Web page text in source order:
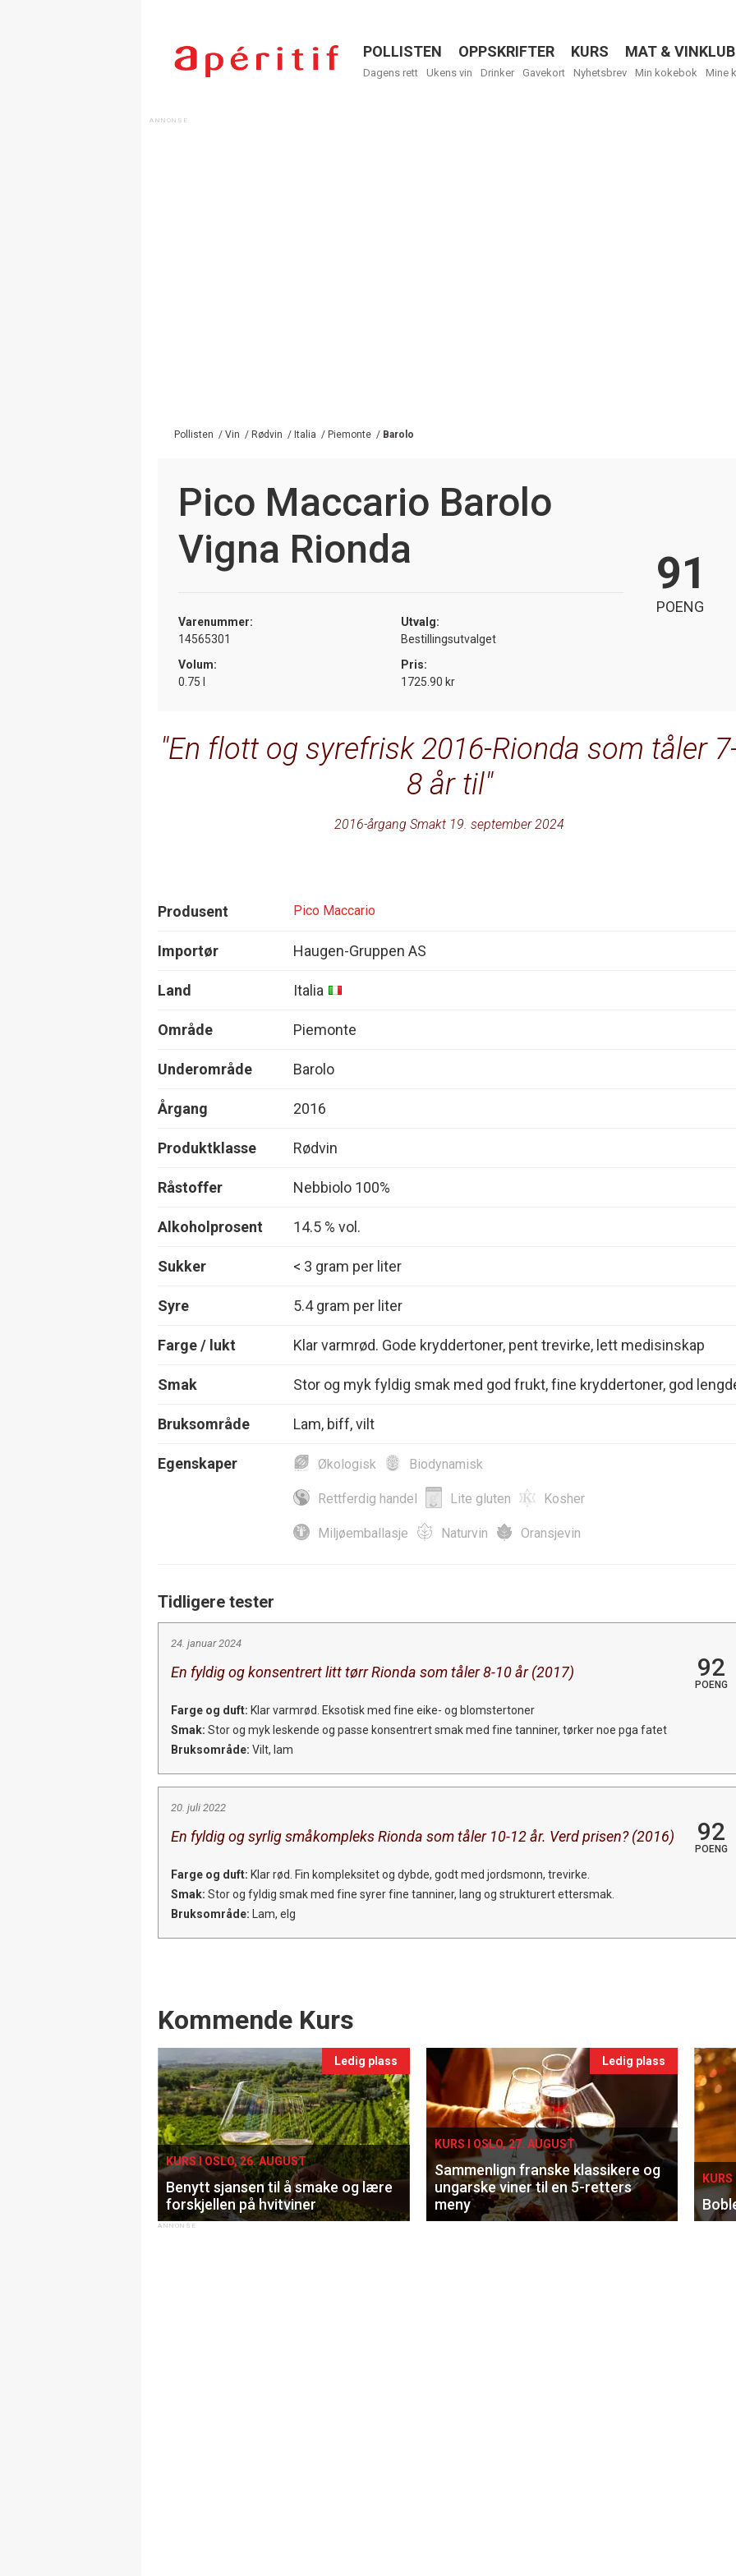
Menu
POLLISTEN OPPSKRIFTER KURS MAT &
Dagens rett Ukens vin Drinker Gavekort Nyhetsbrev Min kokebok Mine
Pollisten / Vin / Rødvin / Italia / Piemonte / Barolo
Pico Maccario Barolo
Vigna Rionda
Varenummer:
14565301
Utvalg:
Bestillingsutvalget
Volum:
0.75 l
Pris:
1725.90 kr
91
POENG
En flott og syrefrisk 2016-Rionda som tåler
8 år til
2016-årgang Smakt 19. september 2024
Produsent Pico Maccario
Importør Haugen-Gruppen AS
Land Italia
Område Piemonte
Underområde Barolo
Årgang 2016
Produktklasse Rødvin
Råstoffer Nebbiolo 100%
Alkoholprosent 14.5 % vol.
Sukker < 3 gram per liter
Syre 5.4 gram per liter
Farge / lukt Klar varmrød. Gode kryddertoner, pent trevirke, lett medisinskap
Smak Stor og myk fyldig smak med god frukt, fine kryddertoner, god
Bruksområde Lam, biff, vilt
Egenskaper Økologisk Biodynamisk
Rettferdig handel Lite gluten Kosher
Miljøemballasje Naturvin Oransjevin
Tidligere tester
24. januar 2024
En fyldig og konsentrert litt tørr Rionda som tåler 8-10 år (2017) 92
POENG
Farge og duft: Klar varmrød. Eksotisk med fine eike- og blomstertoner
Smak: Stor og myk leskende og passe konsentrert smak med fine tanniner, tørker noe pga fatet
Bruksområde: Vilt, lam
20. juli 2022
En fyldig og syrlig småkompleks Rionda som tåler 10-12 år. Verd prisen? (2016) 92
POENG
Farge og duft: Klar rød. Fin kompleksitet og dybde, godt med jordsmonn, trevirke.
Smak: Stor og fyldig smak med fine syrer fine tanniner, lang og strukturert ettersmak.
Bruksområde: Lam, elg
Events
Kommende Kurs
Ledig plass
KURS I OSLO, 26. AUGUST
Benytt sjansen til å smake og lære
forskjellen på hvitviner
Ledig plass
KURS I OSLO, 27. AUGUST
Sammenlign franske klassikere og
ungarske viner til en 5-retters
meny